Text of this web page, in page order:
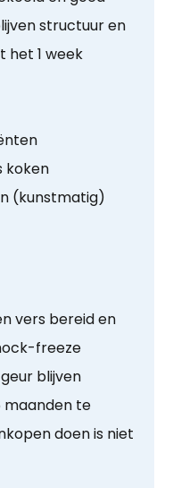
structuur en
het 1 week
koken
(kunstmatig)
vers bereid en
freeze
blijven
maanden te
doen is niet